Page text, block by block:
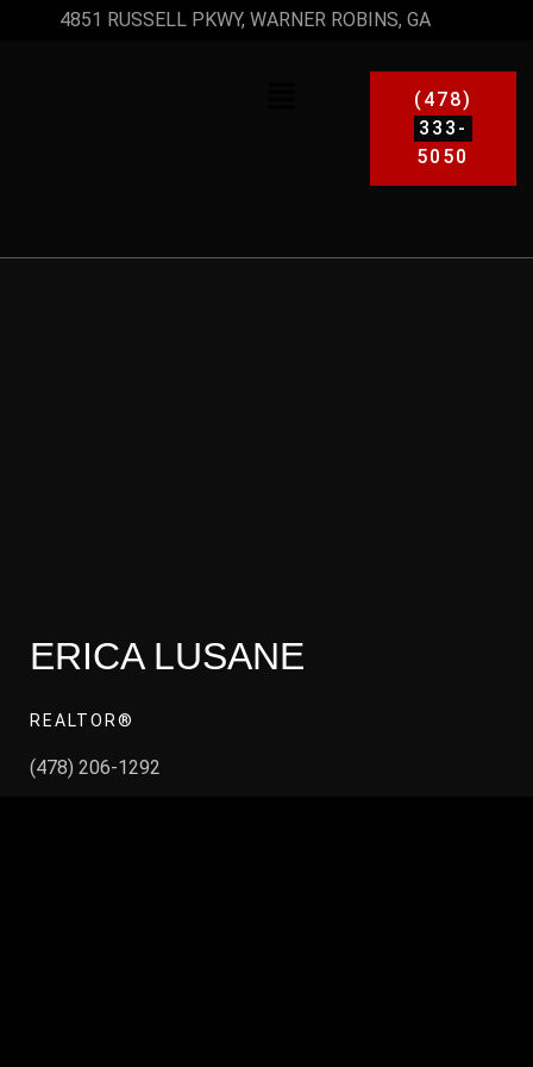
4851 RUSSELL PKWY, WARNER ROBINS, GA
(478)
333-
5050
ERICA LUSANE
REALTOR®
(478) 206-1292